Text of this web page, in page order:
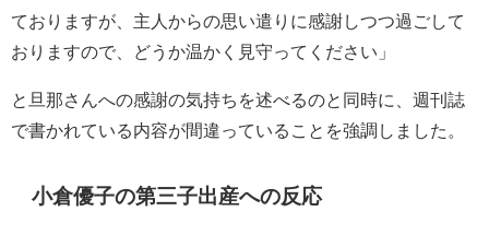
ておりますが、主人からの思い遣りに感謝しつつ過ごして
おりますので、どうか温かく見守ってください」
と旦那さんへの感謝の気持ちを述べるのと同時に、週刊誌
で書かれている内容が間違っていることを強調しました。
小倉優子の第三子出産への反応